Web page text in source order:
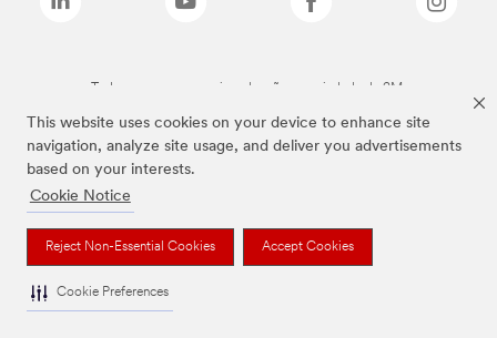
This website uses cookies on your device to enhance site
navigation, analyze site usage, and deliver you advertisements
based on your interests.
Cookie Notice
Reject Non-Essential Cookies Accept Cookies
Cookie Preferences
Todas as marcas mencionadas são propriedade da 3M.